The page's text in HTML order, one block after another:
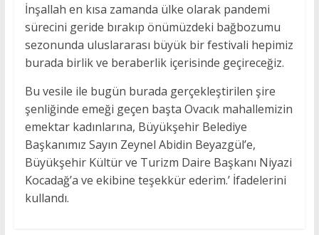
İnşallah en kısa zamanda ülke olarak pandemi
sürecini geride bırakıp önümüzdeki bağbozumu
sezonunda uluslararası büyük bir festivali hepimiz
burada birlik ve beraberlik içerisinde geçireceğiz.
Bu vesile ile bugün burada gerçekleştirilen şire
şenliğinde emeği geçen başta Ovacık mahallemizin
emektar kadınlarına, Büyükşehir Belediye
Başkanımız Sayın Zeynel Abidin Beyazgül’e,
Büyükşehir Kültür ve Turizm Daire Başkanı Niyazi
Kocadağ’a ve ekibine teşekkür ederim.’ İfadelerini
kullandı.